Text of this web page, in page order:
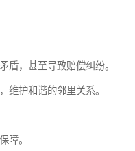
盾，甚至导致赔偿纠纷。
维护和谐的邻里关系。
障。